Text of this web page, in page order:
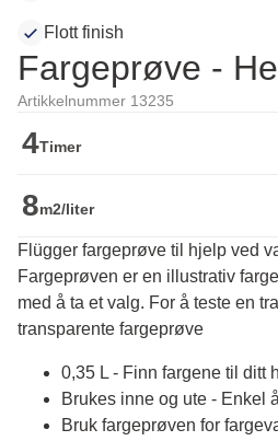
Flott finish
Fargeprøve -
Artikkelnummer 13235
4Timer
8m2/liter
Flügger fargeprøve til hjelp ved
Fargeprøven er en illustrativ
med å ta et valg. For å teste en
transparente fargeprøve
0,35 L - Finn fargene til ditt
Brukes inne og ute - Enkel
Bruk fargeprøven for